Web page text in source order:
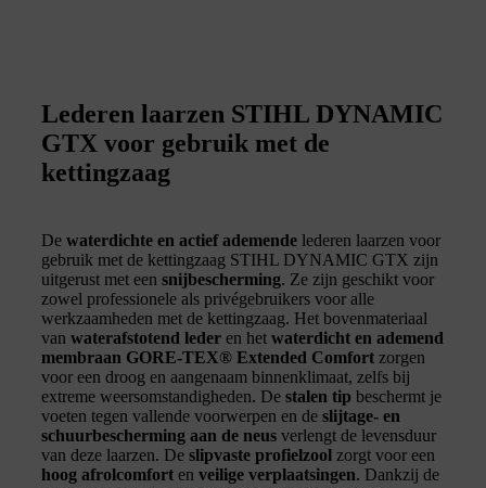
Lederen laarzen STIHL DYNAMIC
GTX voor gebruik met de
kettingzaag
De waterdichte en actief ademende lederen laarzen voor
gebruik met de kettingzaag STIHL DYNAMIC GTX zijn
uitgerust met een snijbescherming. Ze zijn geschikt voor
zowel professionele als privégebruikers voor alle
werkzaamheden met de kettingzaag. Het bovenmateriaal
van waterafstotend leder en het waterdicht en ademend
membraan GORE-TEX® Extended Comfort zorgen
voor een droog en aangenaam binnenklimaat, zelfs bij
extreme weersomstandigheden. De stalen tip beschermt je
voeten tegen vallende voorwerpen en de slijtage- en
schuurbescherming aan de neus verlengt de levensduur
van deze laarzen. De slipvaste profielzool zorgt voor een
hoog afrolcomfort en veilige verplaatsingen. Dankzij de